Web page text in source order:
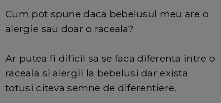
Cum pot spune daca bebelusul meu are o
alergie sau doar o raceala?
Ar putea fi dificil sa se faca diferenta intre o
raceala si alergii la bebelusi dar exista
totusi citeva semne de diferentiere.